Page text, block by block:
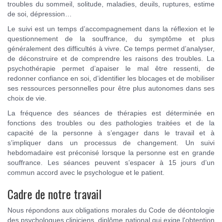
troubles du sommeil, solitude, maladies, deuils, ruptures, estime
de soi, dépression…
Le suivi est un temps d’accompagnement dans la réflexion et le
questionnement de la souffrance, du symptôme et plus
généralement des difficultés à vivre. Ce temps permet d’analyser,
de déconstruire et de comprendre les raisons des troubles. La
psychothérapie permet d’apaiser le mal être ressenti, de
redonner confiance en soi, d’identifier les blocages et de mobiliser
ses ressources personnelles pour être plus autonomes dans ses
choix de vie.
La fréquence des séances de thérapies est déterminée en
fonctions des troubles ou des pathologies traitées et de la
capacité de la personne à s’engager dans le travail et à
s’impliquer dans un processus de changement. Un suivi
hebdomadaire est préconisé lorsque la personne est en grande
souffrance. Les séances peuvent s’espacer à 15 jours d’un
commun accord avec le psychologue et le patient.
Cadre de notre travail
Nous répondons aux obligations morales du Code de déontologie
des psychologues cliniciens, diplôme national qui exige l'obtention